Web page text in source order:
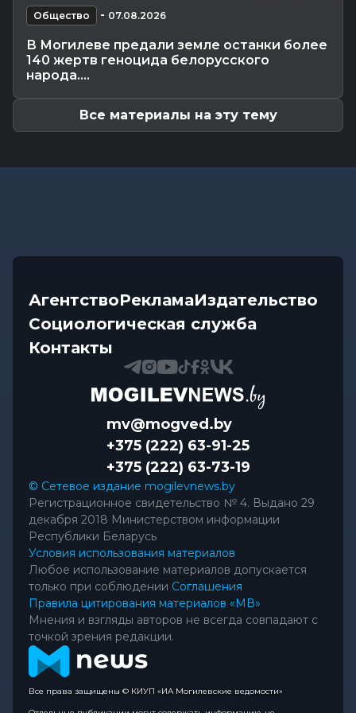
Общество - 07.08.2026 13:46
начальник
Происшествия 07.08.2026 12:43
В Могилевском районе мужчина угнал чужой
Общество - 07.08.2026
В Могилеве предали земле останки более
140 жертв геноцида белорусского
народа....
Все материалы на эту тему
АгентствоРекламаИздательство
Социологическая служба
Контакты
mv@mogved.by
+375 (222) 63-91-25
+375 (222) 63-73-19
© Сетевое издание mogilevnews.by
Регистрационное свидетельство № 4. Выдано 29
декабря 2018 Министерством информации
Республики Беларусь
Условия использования материалов
Любое использование материалов допускается
только при соблюдении Соглашения
Правила цитирования материалов «МВ»
Мнения и взгляды авторов не всегда совпадают с
точкой зрения редакции.
Все права защищены © КИУП «ИА Могилевские ведомости»